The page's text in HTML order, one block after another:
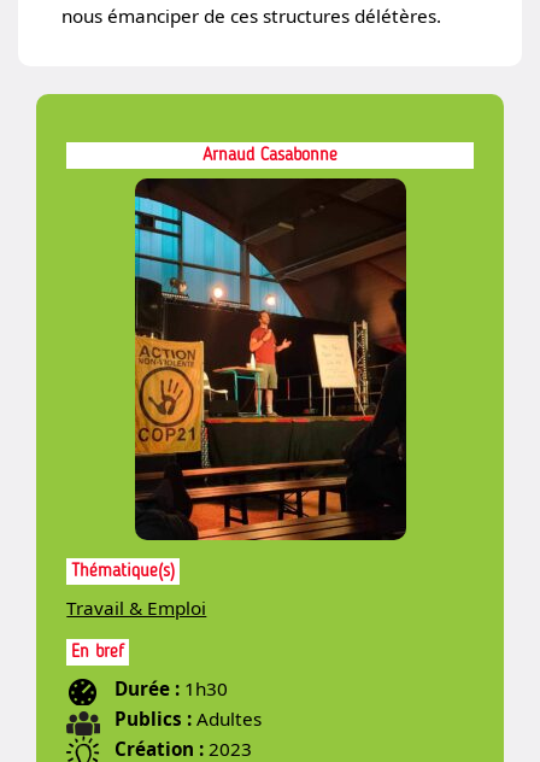
Arnaud Casabonne
Thématique(s)
Travail & Emploi
En bref
Durée : 1h30
Publics :Adultes
Création : 2023
nous émanciper de ces structures délétères.